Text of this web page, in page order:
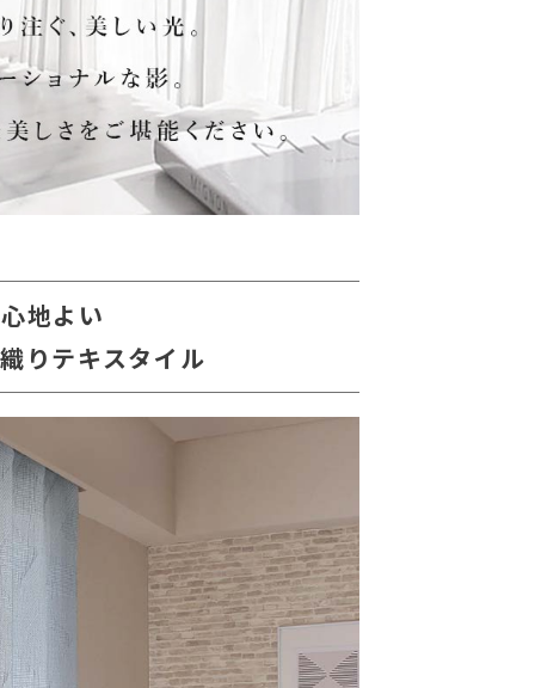
地よい
りテキスタイル